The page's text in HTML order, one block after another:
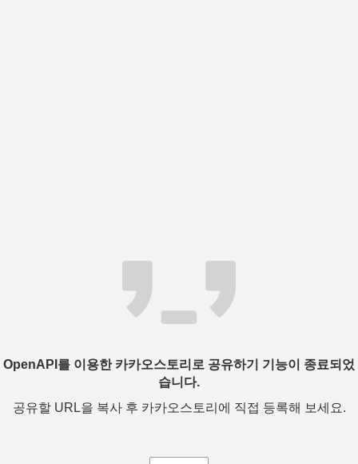
OpenAPI를 이용한 카카오스토리로 공유하기 기능이 종료되었
습니다.
공유할 URL을 복사 후 카카오스토리에 직접 등록해 보세요.